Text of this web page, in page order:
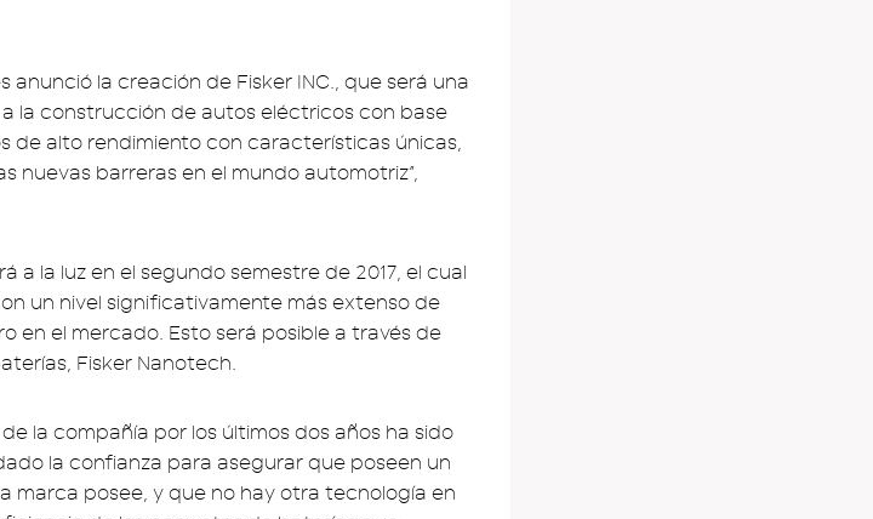
la creación de Fisker INC., que será una
la construcción de autos eléctricos con base
de alto rendimiento con características únicas,
nuevas barreras en el mundo automotriz”,
a la luz en el segundo semestre de 2017, el cual
un nivel significativamente más extenso de
en el mercado. Esto será posible a través de
Fisker Nanotech.
la compañía por los últimos dos años ha sido
la confianza para asegurar que poseen un
marca posee, y que no hay otra tecnología en